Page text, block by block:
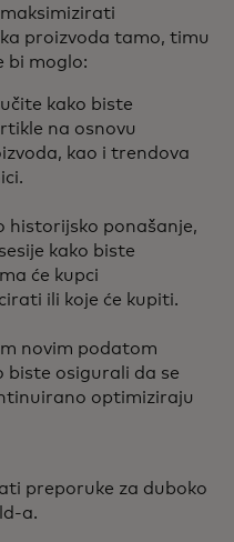
proizvoda tamo, timu
bi moglo:
kako biste
na osnovu
kao i trendova
historijsko ponašanje,
kako biste
će kupci
ili koje će kupiti.
novim podatom
biste osigurali da se
optimiziraju
preporuke za duboko
a.